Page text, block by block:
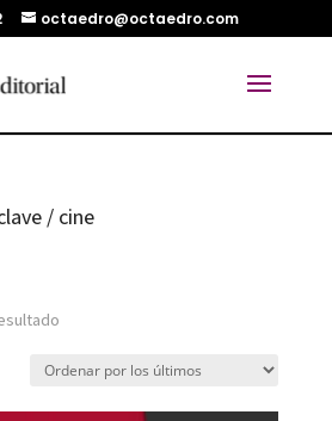
octaedro@octaedro.com
/ cine